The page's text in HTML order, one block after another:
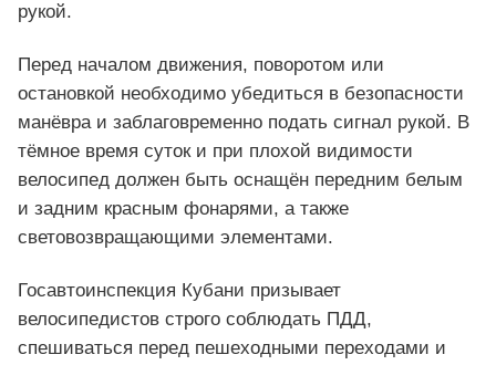
рукой.
Перед началом движения, поворотом или
остановкой необходимо убедиться в безопасности
манёвра и заблаговременно подать сигнал рукой. В
тёмное время суток и при плохой видимости
велосипед должен быть оснащён передним белым
и задним красным фонарями, а также
световозвращающими элементами.
Госавтоинспекция Кубани призывает
велосипедистов строго соблюдать ПДД,
спешиваться перед пешеходными переходами и